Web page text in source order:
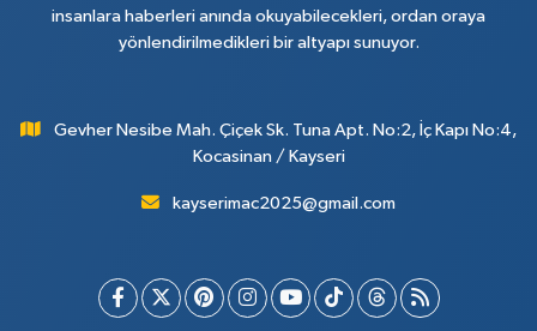
insanlara haberleri anında okuyabilecekleri, ordan oraya
yönlendirilmedikleri bir altyapı sunuyor.
Gevher Nesibe Mah. Çiçek Sk. Tuna Apt. No:2, İç Kapı No:4,
Kocasinan / Kayseri
kayserimac2025@gmail.com